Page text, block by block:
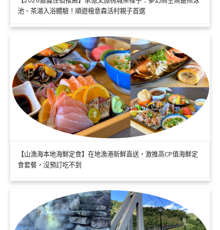
池、茶湯入浴體驗！順遊檜意森活村親子首選
【山漁海本地海鮮定食】在地漁港新鮮直送，激推高CP值海鮮定
食套餐，沒預訂吃不到